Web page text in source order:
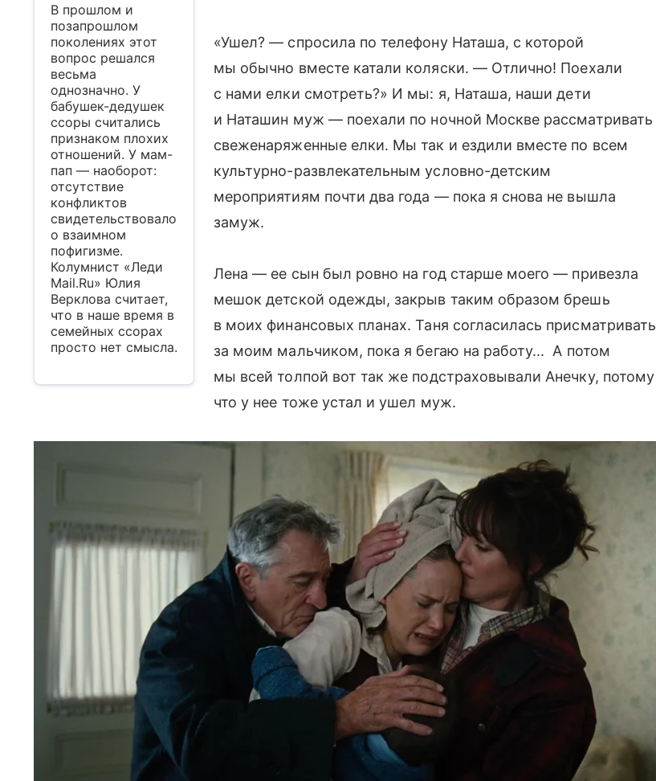
В прошлом и
позапрошлом
поколениях этот
вопрос решался
весьма
однозначно. У
бабушек-дедушек
ссоры считались
признаком плохих
отношений. У мам-
пап — наоборот:
отсутствие
конфликтов
свидетельствовало
о взаимном
пофигизме.
Колумнист «Леди
Mail.Ru» Юлия
Верклова считает,
что в наше время в
семейных ссорах
просто нет смысла.
«Ушел? — спросила по телефону Наташа, с которой
мы обычно вместе катали коляски. — Отлично! Поехали
с нами елки смотреть?» И мы: я, Наташа, наши дети
и Наташин муж — поехали по ночной Москве рассматривать
свеженаряженные елки. Мы так и ездили вместе по всем
культурно-развлекательным условно-детским
мероприятиям почти два года — пока я снова не вышла
замуж.
Лена — ее сын был ровно на год старше моего — привезла
мешок детской одежды, закрыв таким образом брешь
в моих финансовых планах. Таня согласилась присматривать
за моим мальчиком, пока я бегаю на работу... А потом
мы всей толпой вот так же подстраховывали Анечку, потому
что у нее тоже устал и ушел муж.